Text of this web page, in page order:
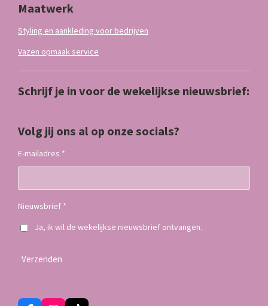
Maatwerk
Styling en aankleding voor bedrijven
Vazen opmaak service
Schrijf je in voor de wekelijkse nieuwsbrief:
Volg jij ons al op onze socials?
E-mailadres *
Nieuwsbrief *
Ja, ik wil de wekelijkse nieuwsbrief ontvangen.
Verzenden